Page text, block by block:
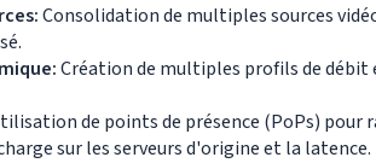
Consolidation de multiples sources
Création de multiples profils de
de points de présence (PoPs) pour
sur les serveurs d'origine et la latence.